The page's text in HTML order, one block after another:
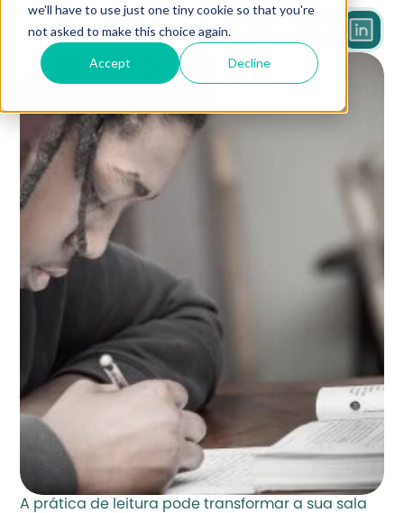
we'll have to use just one tiny cookie so that you're
not asked to make this choice again.
Accept Decline
3 min
A prática de leitura pode transformar a sua sala